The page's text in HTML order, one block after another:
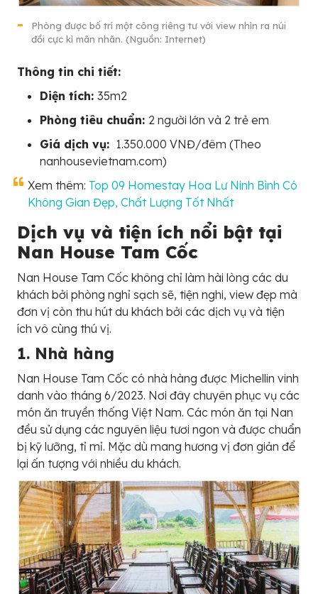
Phòng được bố trí một công riêng tư với view nhìn ra núi
đồi cực kì mãn nhãn. (Nguồn: Internet)
Thông tin chi tiết:
Diện tích: 35m2
Phòng tiêu chuẩn: 2 người lớn và 2 trẻ em
Giá dịch vụ: 1.350.000 VNĐ/đêm (Theo
nanhousevietnam.com)
Xem thêm: Top 09 Homestay Hoa Lư Ninh Bình Có
Không Gian Đẹp, Chất Lượng Tốt Nhất
Dịch vụ và tiện ích nổi bật tại
Nan House Tam Cốc
Nan House Tam Cốc không chỉ làm hài lòng các du
khách bởi phòng nghỉ sạch sẽ, tiện nghi, view đẹp mà
đơn vị còn thu hút du khách bởi các dịch vụ và tiện
ích vô cùng thú vị.
1. Nhà hàng
Nan House Tam Cốc có nhà hàng được Michellin vinh
danh vào tháng 6/2023. Nơi đây chuyên phục vụ các
món ăn truyền thống Việt Nam. Các món ăn tại Nan
đều sử dụng các nguyên liệu tươi ngon và được chuẩn
bị kỹ lưỡng, tỉ mỉ. Mặc dù mang hương vị đơn giản để
lại ấn tượng với nhiều du khách.